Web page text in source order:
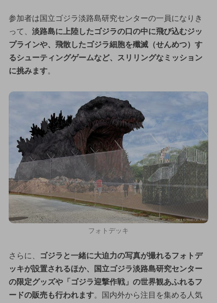
参加者は国立ゴジラ淡路島研究センターの一員になりき
って、 淡路島に上陸したゴジラの口の中に飛び込むジッ
プラインや、飛散したゴジラ細胞を殲滅（せんめつ）す
るシューティングゲームなど、スリリングなミッション
に挑みます。
フォトデッキ
さらに、
ゴジラと一緒に大迫力の写真が撮れるフォトデ
ッキが設置されるほか、国立ゴジラ淡路島研究センター
の限定グッズや「ゴジラ迎撃作戦」の世界観あふれるフ
ードの販売も行われます。国内外から注目を集める人気